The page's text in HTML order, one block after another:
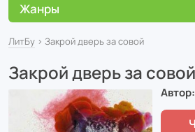
ЛитБу › Закрой дверь за совой
Закрой дверь за совой
Автор:
Жанры